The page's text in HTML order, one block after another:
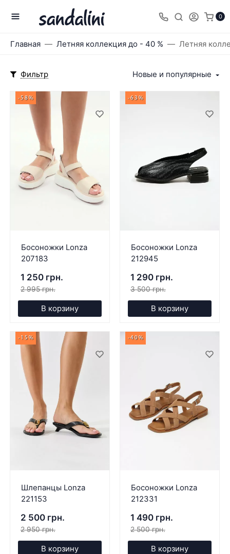
0
Главная Летняя коллекция до - 40 % Летняя
Фильтр Новые и популярные
-58%
Босоножки Lonza
207183
1 250 грн.
2 995 грн.
В корзину
-63%
Босоножки Lonza
212945
1 290 грн.
3 500 грн.
В корзину
-15%
Шлепанцы Lonza
221153
2 500 грн.
2 950 грн.
В корзину
-40%
Босоножки Lonza
212331
1 490 грн.
2 500 грн.
В корзину